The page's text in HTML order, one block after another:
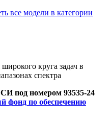
все модели в категории
круга задач в
спектра
под номером 93535-24
фонд по обеспечению